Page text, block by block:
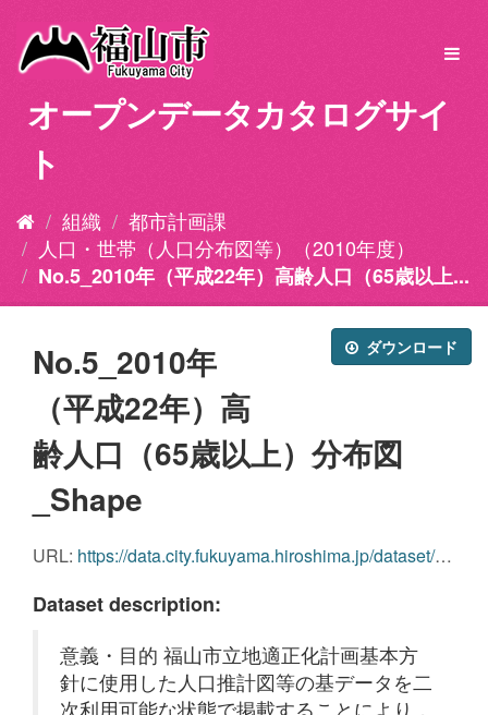
オープンデータカタログサイ
ト
組織
都市計画課
人口・世帯（人口分布図等）（2010年度）
No.5_2010年（平成22年）高齢人口（65歳以上...
ダウンロード
No.5_2010年
（平成22年）高
齢人口（65歳以上）分布図
_Shape
URL: https://data.city.fukuyama.hiroshima.jp/dataset/b3d1f208-516d-4501-be35-196858f96100/resource/674d5e1e-31c0-4e95-b890-cc06fc103f70/download/85447.zip
Dataset description:
意義・目的 福山市立地適正化計画基本方
針に使用した人口推計図等の基データを二
次利用可能な状態で掲載することにより，